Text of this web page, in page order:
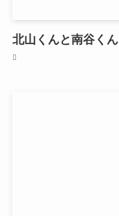
北山くんと南谷くん